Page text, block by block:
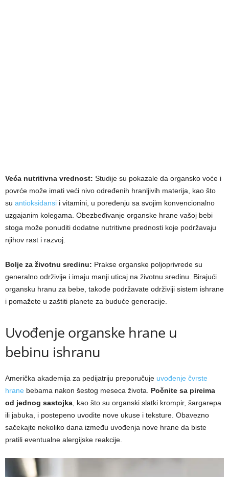
Veća nutritivna vrednost: Studije su pokazale da organsko voće i
povrće može imati veći nivo određenih hranljivih materija, kao što
su antioksidansi i vitamini, u poređenju sa svojim konvencionalno
uzgajanim kolegama. Obezbeđivanje organske hrane vašoj bebi
stoga može ponuditi dodatne nutritivne prednosti koje podržavaju
njihov rast i razvoj.
Bolje za životnu sredinu: Prakse organske poljoprivrede su
generalno održivije i imaju manji uticaj na životnu sredinu. Birajući
organsku hranu za bebe, takođe podržavate održiviji sistem ishrane
i pomažete u zaštiti planete za buduće generacije.
Uvođenje organske hrane u
bebinu ishranu
Američka akademija za pedijatriju preporučuje uvođenje čvrste
hrane bebama nakon šestog meseca života.
Počnite sa pireima
od jednog sastojka , kao što su organski slatki krompir, šargarepa
ili jabuka, i postepeno uvodite nove ukuse i teksture. Obavezno
sačekajte nekoliko dana između uvođenja nove hrane da biste
pratili eventualne alergijske reakcije.